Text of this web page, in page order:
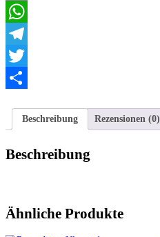
Email
WhatsApp
Telegram
Twitter
Beschreibung
Rezensionen (0)
Beschreibung
Ähnliche Produkte